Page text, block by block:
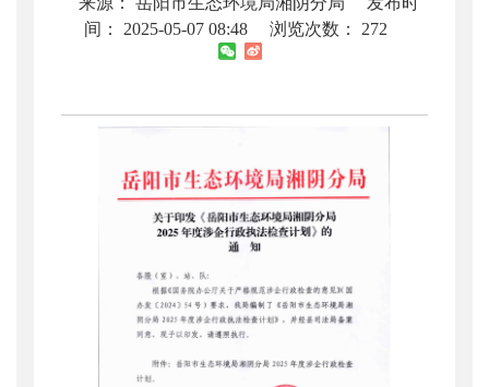
间： 2025-05-07 08:48
浏览次数： 272